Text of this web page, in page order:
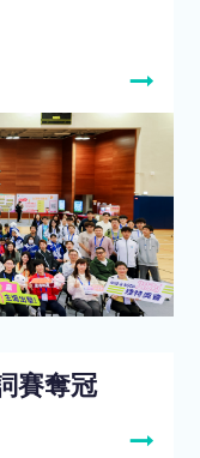
賽奪冠